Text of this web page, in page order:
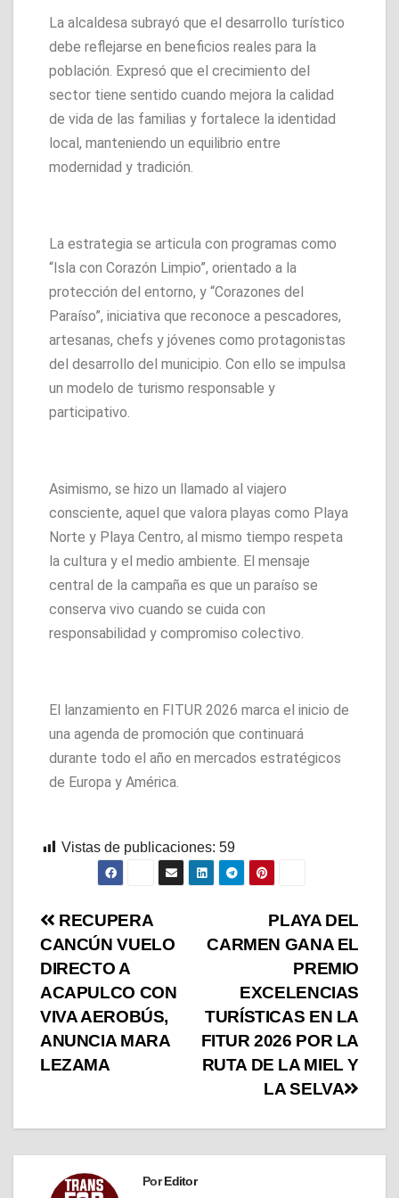
La alcaldesa subrayó que el desarrollo turístico
debe reflejarse en beneficios reales para la
población. Expresó que el crecimiento del
sector tiene sentido cuando mejora la calidad
de vida de las familias y fortalece la identidad
local, manteniendo un equilibrio entre
modernidad y tradición.
La estrategia se articula con programas como
“Isla con Corazón Limpio”, orientado a la
protección del entorno, y “Corazones del
Paraíso”, iniciativa que reconoce a pescadores,
artesanas, chefs y jóvenes como protagonistas
del desarrollo del municipio. Con ello se impulsa
un modelo de turismo responsable y
participativo.
Asimismo, se hizo un llamado al viajero
consciente, aquel que valora playas como Playa
Norte y Playa Centro, al mismo tiempo respeta
la cultura y el medio ambiente. El mensaje
central de la campaña es que un paraíso se
conserva vivo cuando se cuida con
responsabilidad y compromiso colectivo.
El lanzamiento en FITUR 2026 marca el inicio de
una agenda de promoción que continuará
durante todo el año en mercados estratégicos
de Europa y América.
Vistas de publicaciones: 59
PLAYA DEL
CARMEN GANA EL
PREMIO
EXCELENCIAS
TURÍSTICAS EN LA
FITUR 2026 POR LA
RUTA DE LA MIEL Y
LA SELVA
RECUPERA
CANCÚN VUELO
DIRECTO A
ACAPULCO CON
VIVA AEROBÚS,
ANUNCIA MARA
LEZAMA
PorEditor